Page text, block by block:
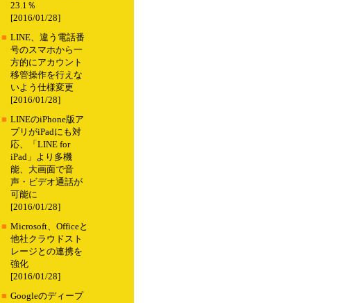
23.1％
[2016/01/28]
■ LINE、違う電話番
号のスマホから一
方的にアカウント
移管操作を行えな
いよう仕様変更
[2016/01/28]
■ LINEのiPhone版ア
プリがiPadにも対
応、「LINE for
iPad」より多機
能、大画面で音
声・ビデオ通話が
可能に
[2016/01/28]
■ Microsoft、Officeと
他社クラウドスト
レージとの連携を
強化
[2016/01/28]
■ Googleのディープ